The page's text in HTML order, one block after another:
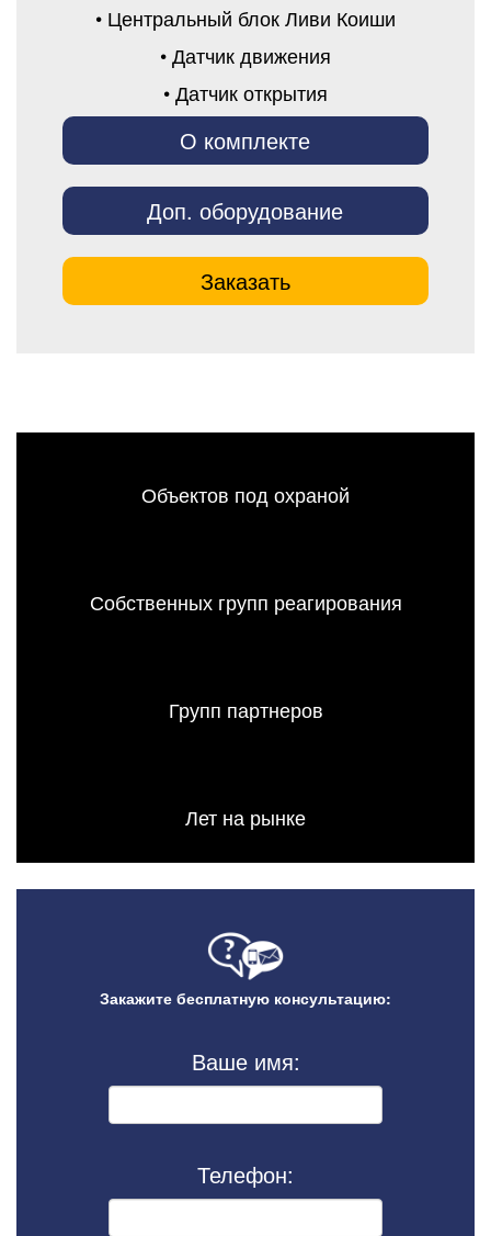
• Центральный блок Ливи Коиши
• Датчик движения
• Датчик открытия
О комплекте
Доп. оборудование
Заказать
Объектов под охраной
Собственных групп реагирования
Групп партнеров
Лет на рынке
Закажите бесплатную консультацию:
Ваше имя:
Телефон: